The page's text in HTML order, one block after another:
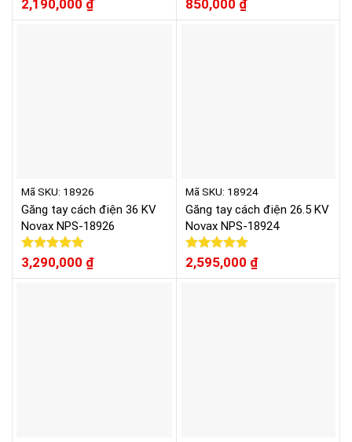
hạng
5.00
2,190,000 ₫
hạng
850,000 ₫
Mã SKU: 18926
Găng tay cách điện 36 KV
Novax NPS-18926
Được xếp
hạng
5.00
3,290,000 ₫
Mã SKU: 18924
Găng tay cách điện 26.5 KV
Novax NPS-18924
Được xếp
hạng
5.00
2,595,000 ₫